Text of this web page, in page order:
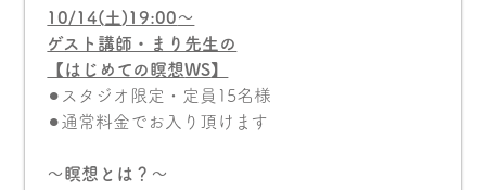
10/14(土)19:00〜
ゲスト講師・まり先生の
【はじめての瞑想WS】
⚫︎スタジオ限定・定員15名様
⚫︎通常料金でお入り頂けます
〜瞑想とは？〜